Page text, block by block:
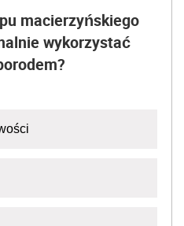
macierzyńskiego
wykorzystać